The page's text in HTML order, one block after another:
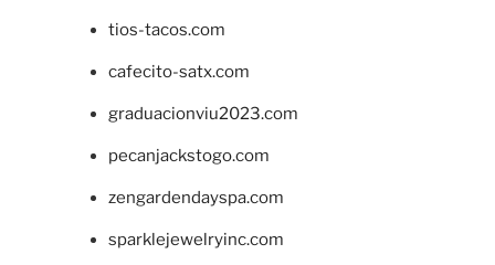
tios-tacos.com
cafecito-satx.com
graduacionviu2023.com
pecanjackstogo.com
zengardendayspa.com
sparklejewelryinc.com